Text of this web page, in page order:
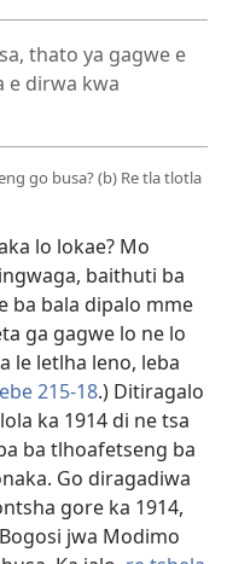
thato ya gagwe e
e dirwa kwa
go busa? (b) Re tla tlotla
lo lokae? Mo
baithuti ba
ba bala dipalo mme
ga gagwe lo ne lo
le letlha leno, leba
215-18.) Ditiragalo
ka 1914 di ne tsa
ba tlhoafetseng ba
Go diragadiwa
gore ka 1914,
jwa Modimo